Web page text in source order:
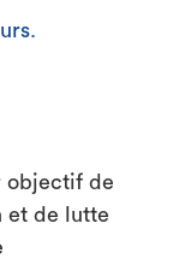
objectif de
et de lutte